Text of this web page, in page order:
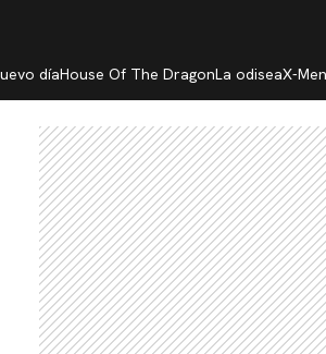
díaHouse Of The DragonLa odiseaX-